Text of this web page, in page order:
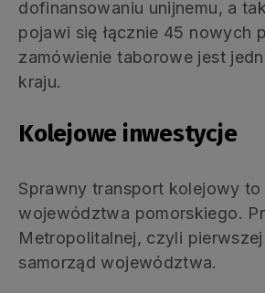
dofinansowaniu unijnemu, a
pojawi się łącznie 45 nowych
zamówienie taborowe jest
kraju.
Kolejowe inwestycje
Sprawny transport kolejowy
województwa pomorskiego.
Metropolitalnej, czyli
samorząd województwa.